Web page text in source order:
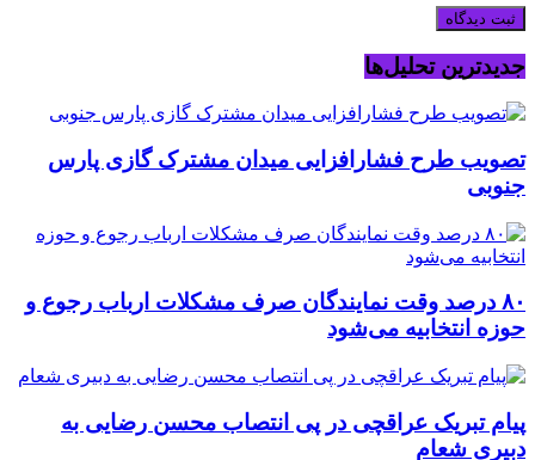
جدیدترین تحلیل‌ها
تصویب طرح فشارافزایی میدان مشترک گازی پارس
جنوبی
۸۰ درصد وقت نمایندگان صرف مشکلات ارباب رجوع و
حوزه انتخابیه می‌شود
پیام تبریک عراقچی در پی انتصاب محسن رضایی به
دبیری شعام